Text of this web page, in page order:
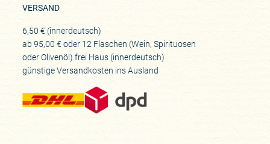
VERSAND
6,50 € (innerdeutsch)
ab 95,00 € oder 12 Flaschen (Wein, Spirituosen
oder Olivenöl) frei Haus (innerdeutsch)
günstige Versandkosten ins Ausland